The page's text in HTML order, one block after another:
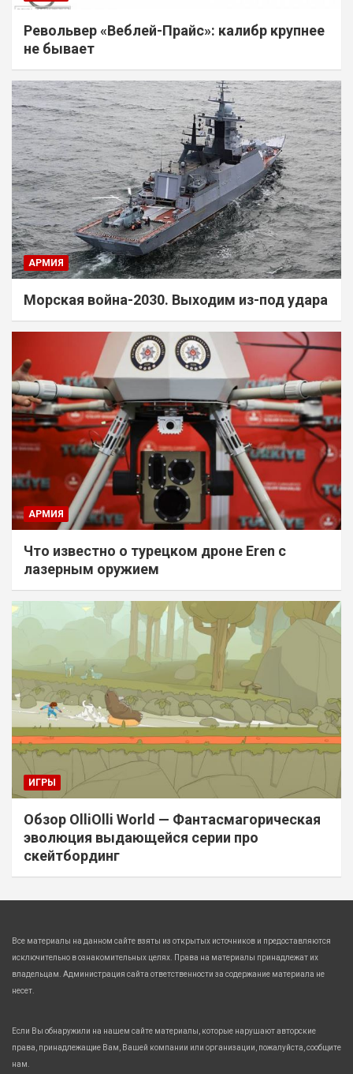
Револьвер «Веблей-Прайс»: калибр крупнее
не бывает
АРМИЯ
Морская война-2030. Выходим из-под удара
АРМИЯ
Что известно о турецком дроне Eren с
лазерным оружием
ИГРЫ
Обзор OlliOlli World — Фантасмагорическая
эволюция выдающейся серии про
скейтбординг
Все материалы на данном сайте взяты из открытых источников и предоставляются
исключительно в ознакомительных целях. Права на материалы принадлежат их
владельцам. Администрация сайта ответственности за содержание материала не
несет.
Если Вы обнаружили на нашем сайте материалы, которые нарушают авторские
права, принадлежащие Вам, Вашей компании или организации, пожалуйста, сообщите
нам.